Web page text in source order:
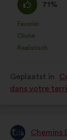
eens
:
71%
als:
Favoriet
:keer
Cliché
:keer
Realistisch
:keer
Geplaatst in
dans votre
VoorstelChemins